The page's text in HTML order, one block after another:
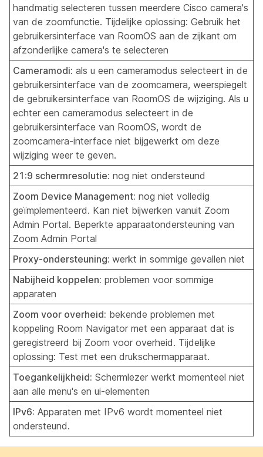
handmatig selecteren tussen meerdere Cisco camera's
van de zoomfunctie. Tijdelijke oplossing: Gebruik het
gebruikersinterface van RoomOS aan de zijkant om
afzonderlijke camera's te selecteren
Cameramodi: als u een cameramodus selecteert in de
gebruikersinterface van de zoomcamera, weerspiegelt
de gebruikersinterface van RoomOS de wijziging. Als u
echter een cameramodus selecteert in de
gebruikersinterface van RoomOS, wordt de
zoomcamera-interface niet bijgewerkt om deze
wijziging weer te geven.
21:9 schermresolutie: nog niet ondersteund
Zoom Device Management: nog niet volledig
geïmplementeerd. Kan niet bijwerken vanuit Zoom
Admin Portal. Beperkte apparaatondersteuning van
Zoom Admin Portal
Proxy-ondersteuning: werkt in sommige gevallen niet
Nabijheid koppelen: problemen voor sommige
apparaten
Zoom voor overheid: bekende problemen met
koppeling Room Navigator met een apparaat dat is
geregistreerd bij Zoom voor overheid. Tijdelijke
oplossing: Test met een drukschermapparaat.
Toegankelijkheid: Schermlezer werkt momenteel niet
aan alle menu's en ui-elementen
IPv6: Apparaten met IPv6 wordt momenteel niet
ondersteund.